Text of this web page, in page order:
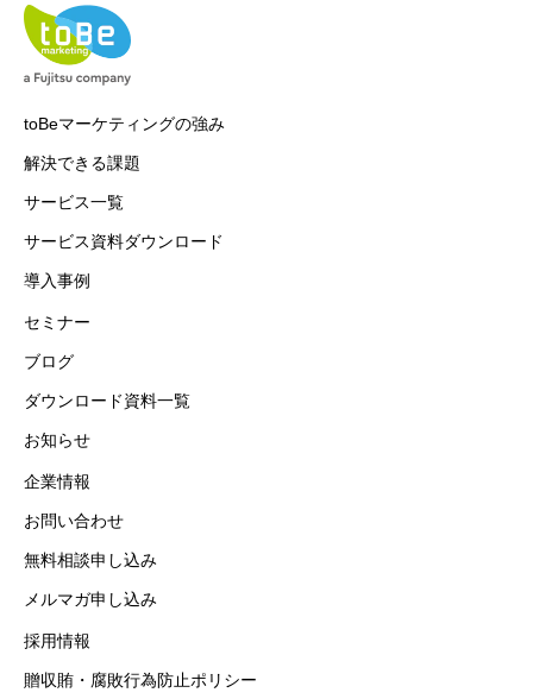
toBeマーケティングの強み
解決できる課題
サービス一覧
サービス資料ダウンロード
導入事例
セミナー
ブログ
ダウンロード資料一覧
お知らせ
企業情報
お問い合わせ
無料相談申し込み
メルマガ申し込み
採用情報
贈収賄・腐敗行為防止ポリシー